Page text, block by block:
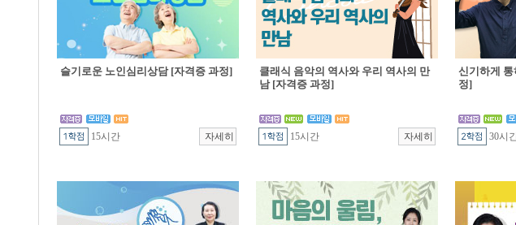
슬기로운 노인심리상담 [자격증 과정]
15시간
클래식 음악의 역사와 우리 역사의 만
남 [자격증 과정]
15시간
신기하게
정]
30시